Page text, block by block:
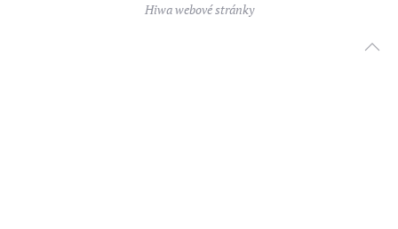
Hiwa webové stránky